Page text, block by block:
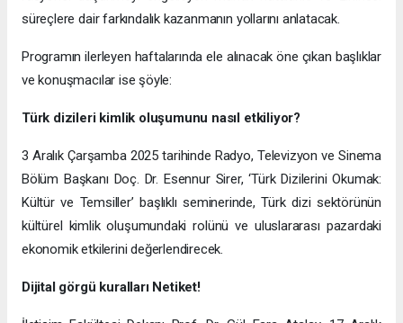
süreçlere dair farkındalık kazanmanın yollarını anlatacak.
Programın ilerleyen haftalarında ele alınacak öne çıkan başlıklar
ve konuşmacılar ise şöyle:
Türk dizileri kimlik oluşumunu nasıl etkiliyor?
3 Aralık Çarşamba 2025 tarihinde Radyo, Televizyon ve Sinema
Bölüm Başkanı Doç. Dr. Esennur Sirer, ‘Türk Dizilerini Okumak:
Kültür ve Temsiller’ başlıklı seminerinde, Türk dizi sektörünün
kültürel kimlik oluşumundaki rolünü ve uluslararası pazardaki
ekonomik etkilerini değerlendirecek.
Dijital görgü kuralları Netiket!